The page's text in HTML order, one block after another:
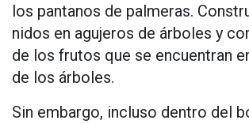
los pantanos de palmeras.
nidos en agujeros de árboles y
de los frutos que se encuentran
de los árboles.
Sin embargo, incluso dentro del